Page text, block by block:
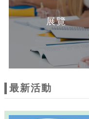
展覽
最新活動